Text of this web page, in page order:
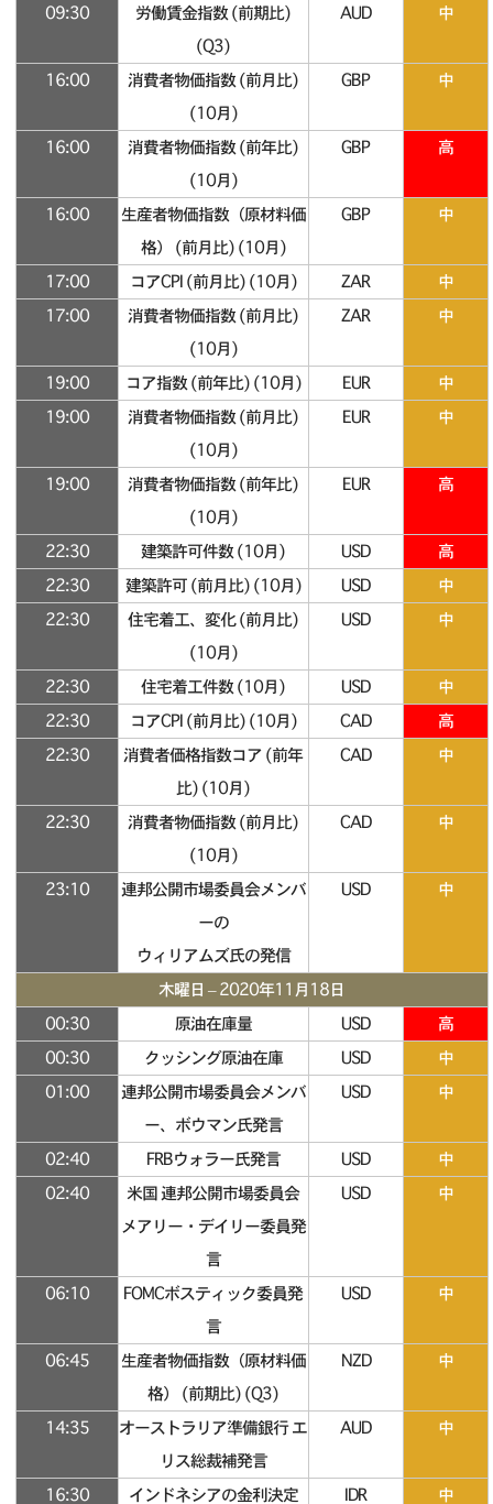
09:30
労働賃金指数 (前期比)
(Q3)
AUD 中
16:00
消費者物価指数 (前月比)
(10月)
GBP 中
16:00
消費者物価指数 (前年比)
(10月)
GBP 高
16:00
生産者物価指数（原材料価
格） (前月比) (10月)
GBP 中
17:00 コアCPI (前月比) (10月) ZAR
中
17:00
消費者物価指数 (前月比)
(10月)
ZAR 中
19:00 コア指数 (前年比) (10月) EUR
中
19:00
消費者物価指数 (前月比)
(10月)
EUR 中
19:00
消費者物価指数 (前年比)
(10月)
EUR 高
22:30 建築許可件数 (10月) USD
高
22:30
建築許可 (前月比) (10月) USD
中
22:30
住宅着工、変化 (前月比)
(10月)
USD 中
22:30 住宅着工件数 (10月) USD
中
22:30
コアCPI (前月比) (10月) CAD
高
22:30
消費者価格指数コア (前年
比) (10月)
CAD 中
22:30
消費者物価指数 (前月比)
(10月)
CAD 中
23:10
連邦公開市場委員会メンバ
ーの
ウィリアムズ氏の発信
USD 中
木曜日 – 2020年11月18日
00:30
原油在庫量 USD
高
00:30
クッシング原油在庫 USD
中
01:00
連邦公開市場委員会メンバ
ー、ボウマン氏発言
USD 中
02:40 FRBウォラー氏発言 USD
中
02:40
米国 連邦公開市場委員会
メアリー・デイリー委員発
言
USD 中
06:10
FOMCボスティック委員発
言
USD 中
06:45
生産者物価指数（原材料価
格） (前期比) (Q3)
NZD 中
14:35
オーストラリア準備銀行 エ
リス総裁補発言
AUD 中
16:30 インドネシアの金利決定 IDR 中